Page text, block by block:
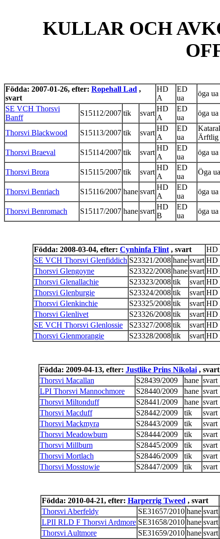
KULLAR OCH
Födda: 2007-01-26, efter: Ropehall Lad ,
svart
HD
A
ED
ua
öga ua
SE VCH Thorsvi
Banff
S15112/2007 tik svart
HD
A
ED
ua
öga ua
Thorsvi Blackwood S15113/2007 tik svart
HD
A
ED
ua
Ärftlig
Thorsvi Braeval
S15114/2007 tik svart
HD
A
ED
ua
öga ua
Thorsvi Brora S15115/2007 tik svart
HD
A
ED
ua
Öga ua
Thorsvi Benriach S15116/2007 hane svart
HD
A
ED
ua
öga ua
Thorsvi Benromach S15117/2007 hane svart
HD
B
ED
ua
öga ua
Födda: 2008-03-04, efter: Cynhinfa Flint , svart
HD
SE VCH Thorsvi Glenfiddich S23321/2008 hane svart HD
Thorsvi Glengoyne
S23322/2008 hane svart HD
Thorsvi Glenallachie
S23323/2008 tik svart HD
Thorsvi Glenburgie
S23324/2008 tik svart HD
Thorsvi Glenkinchie
S23325/2008 tik svart HD
Thorsvi Glenlivet
S23326/2008 tik svart HD
SE VCH Thorsvi Glenlossie
S23327/2008 tik svart HD
Thorsvi Glenmorangie
S23328/2008 tik svart HD
Födda: 2009-04-13, efter: Justlike Prins Nikolai, svart
Thorsvi Macallan
S28439/2009 hane svart
LPI Thorsvi Mannochmore
S28440/2009 hane svart
Thorsvi Miltonduff
S28441/2009 hane svart
Thorsvi Macduff
S28442/2009 tik
svart
Thorsvi Mackmyra
S28443/2009 tik
svart
Thorsvi Meadowburn
S28444/2009 tik
svart
Thorsvi Millburn
S28445/2009 tik
svart
Thorsvi Mortlach
S28446/2009 tik
svart
Thorsvi Mosstowie
S28447/2009 tik svart
Födda: 2010-04-21, efter: Harperrig Tweed , svart
Thorsvi Aberfeldy
SE31657/2010 hane svart
LPII RLD F Thorsvi Ardmore SE31658/2010 hane svart
Thorsvi Aultmore
SE31659/2010 hane svart